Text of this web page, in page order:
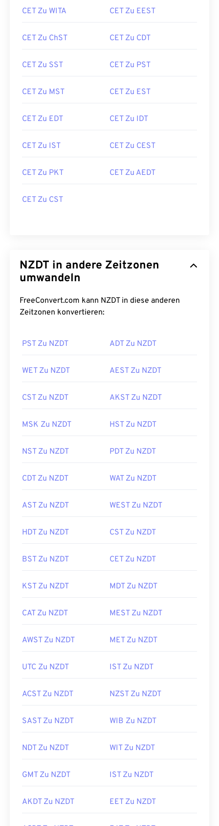
CET Zu WITA CET Zu EEST
CET Zu ChST CET Zu CDT
CET Zu SST CET Zu PST
CET Zu MST CET Zu EST
CET Zu EDT CET Zu IDT
CET Zu IST CET Zu CEST
CET Zu PKT CET Zu AEDT
CET Zu CST
NZDT in andere Zeitzonen
umwandeln
FreeConvert.com kann NZDT in diese anderen
Zeitzonen konvertieren:
PST Zu NZDT ADT Zu NZDT
WET Zu NZDT AEST Zu NZDT
CST Zu NZDT AKST Zu NZDT
MSK Zu NZDT HST Zu NZDT
NST Zu NZDT PDT Zu NZDT
CDT Zu NZDT WAT Zu NZDT
AST Zu NZDT WEST Zu NZDT
HDT Zu NZDT CST Zu NZDT
BST Zu NZDT CET Zu NZDT
KST Zu NZDT MDT Zu NZDT
CAT Zu NZDT MEST Zu NZDT
AWST Zu NZDT MET Zu NZDT
UTC Zu NZDT IST Zu NZDT
ACST Zu NZDT NZST Zu NZDT
SAST Zu NZDT WIB Zu NZDT
NDT Zu NZDT WIT Zu NZDT
GMT Zu NZDT IST Zu NZDT
AKDT Zu NZDT EET Zu NZDT